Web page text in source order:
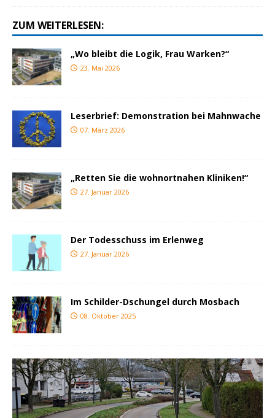
ZUM WEITERLESEN:
„Wo bleibt die Logik, Frau Warken?“
23. Mai 2026
Leserbrief: Demonstration bei Mahnwache
07. März 2026
„Retten Sie die wohnortnahen Kliniken!“
27. Januar 2026
Der Todesschuss im Erlenweg
27. Januar 2026
Im Schilder-Dschungel durch Mosbach
08. Oktober 2025